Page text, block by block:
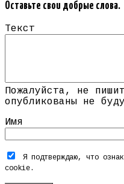
Оставьте свои добрые слова.
Текст
Пожалуйста, не
опубликованы не
Имя
Я подтверждаю, что
cookie.